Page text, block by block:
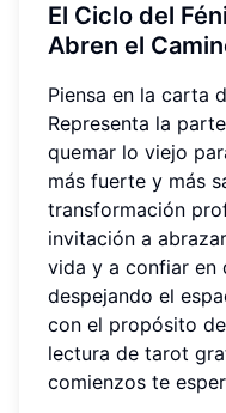
El Ciclo del
Abren el
Piensa en la carta
Representa la
quemar lo viejo
más fuerte y más
transformación
invitación a
vida y a confiar en
despejando el
con el propósito
lectura de tarot
comienzos te